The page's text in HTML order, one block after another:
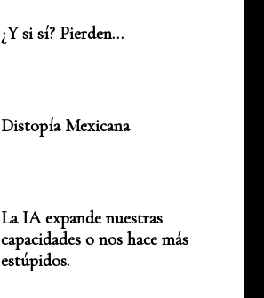
¿Y si sí? Pierden…
Distopía Mexicana
La IA expande nuestras
capacidades o nos hace más
estúpidos.